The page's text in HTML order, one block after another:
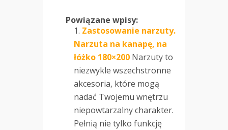
Powiązane wpisy:
Zastosowanie narzuty.
Narzuta na kanapę, na
łóżko 180×200 Narzuty to
niezwykle wszechstronne
akcesoria, które mogą
nadać Twojemu wnętrzu
niepowtarzalny charakter.
Pełnią nie tylko funkcję